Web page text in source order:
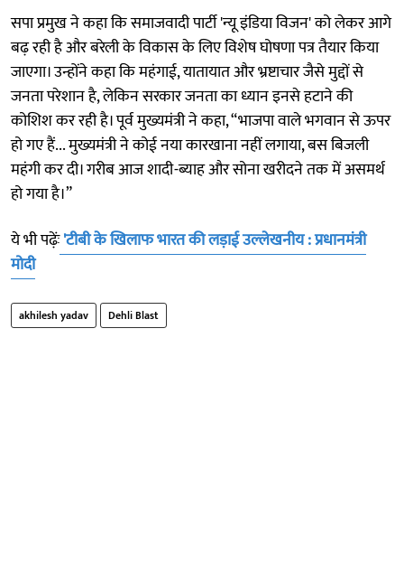
सपा प्रमुख ने कहा कि समाजवादी पार्टी 'न्यू इंडिया विजन' को लेकर आगे
बढ़ रही है और बरेली के विकास के लिए विशेष घोषणा पत्र तैयार किया
जाएगा। उन्होंने कहा कि महंगाई, यातायात और भ्रष्टाचार जैसे मुद्दों से
जनता परेशान है, लेकिन सरकार जनता का ध्यान इनसे हटाने की
कोशिश कर रही है। पूर्व मुख्यमंत्री ने कहा, “भाजपा वाले भगवान से ऊपर
हो गए हैं... मुख्यमंत्री ने कोई नया कारखाना नहीं लगाया, बस बिजली
महंगी कर दी। गरीब आज शादी-ब्याह और सोना खरीदने तक में असमर्थ
हो गया है।”
ये भी पढ़ेंः'टीबी के खिलाफ भारत की लड़ाई उल्लेखनीय : प्रधानमंत्री
मोदी
akhilesh yadav Dehli Blast